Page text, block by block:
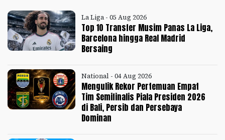
La Liga - 05 Aug 2026
Top 10 Transfer Musim Panas La Liga,
Barcelona hingga Real Madrid
Bersaing
National - 04 Aug 2026
Mengulik Rekor Pertemuan Empat
Tim Semifinalis Piala Presiden 2026
di Bali, Persib dan Persebaya
Dominan